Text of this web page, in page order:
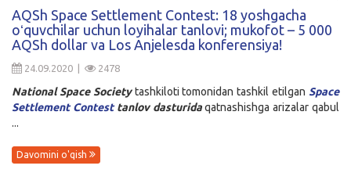
Kirish
AQSh Space Settlement Contest: 18 yoshgacha
oʻquvchilar uchun loyihalar tanlovi; mukofot – 5 000
AQSh dollar va Los Anjelesda konferensiya!
24.09.2020 | 2478
National Space Societytashkiloti tomonidan tashkil etilgan Space
Settlement Contesttanlov dasturidaqatnashishga arizalar qabul
...
Davomini o'qish